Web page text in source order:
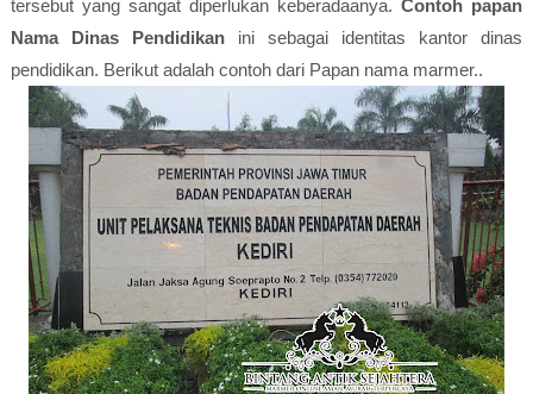
tersebut yang sangat diperlukan keberadaanya.Contoh papan
Nama Dinas Pendidikanini sebagai identitas kantor dinas
pendidikan. Berikut adalah contoh dari Papan nama marmer..